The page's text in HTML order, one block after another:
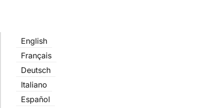
English
Français
Deutsch
Italiano
Español